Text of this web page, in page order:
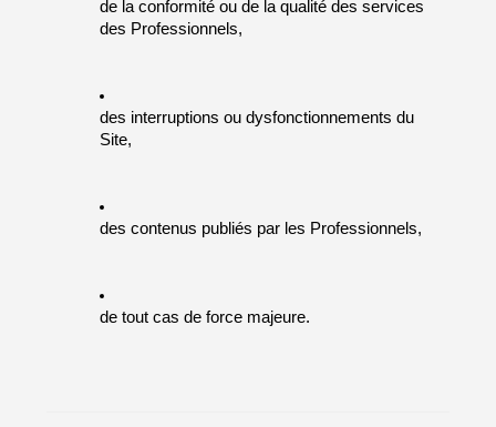
de la conformité ou de la qualité des services
des Professionnels,
des interruptions ou dysfonctionnements du
Site,
des contenus publiés par les Professionnels,
de tout cas de force majeure.